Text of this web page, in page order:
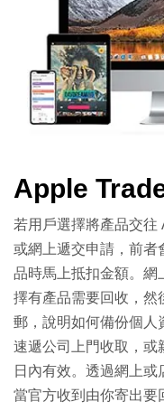
Apple
若用戶選擇將產品交
或網上遞交申請，前者
品時馬上抵扣金額。網
擇有產品需要回收，然
郵，說明如何備份個人
速遞公司上門收取，或
日內有效。透過網上或
當官方收到由你寄出要